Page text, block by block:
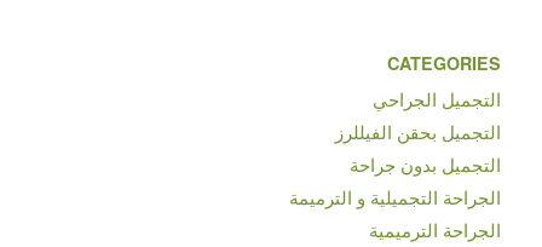
CATEGORIES
التجميل الجراحي
التجميل بحقن الفيللرز
التجميل بدون جراحة
الجراحة التجميلية و الترميمة
الجراحة الترميمية